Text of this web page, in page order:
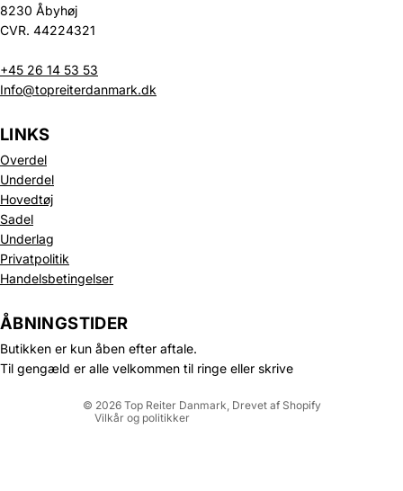
8230 Åbyhøj
CVR. 44224321
+45 26 14 53 53
Info@topreiterdanmark.dk
LINKS
Overdel
Underdel
Hovedtøj
Sadel
Underlag
Privatpolitik
Handelsbetingelser
ÅBNINGSTIDER
Butikken er kun åben efter aftale.
Til gengæld er alle velkommen til ringe eller skrive
© 2026 Top Reiter Danmark, Drevet af Shopify
Vilkår og politikker
Politik om beskyttelse af persondata
Refusionspolitik
Leveringspolitik
Servicevilkår